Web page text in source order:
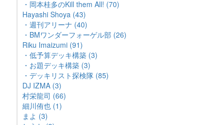
・岡本桂多のKill them All! (70)
Hayashi Shoya (43)
・週刊アリーナ (40)
・BMワンダーフォーゲル部 (26)
Riku Imaizumi (91)
・低予算デッキ構築 (3)
・お題デッキ構築 (3)
・デッキリスト探検隊 (85)
DJ IZMA (3)
村栄龍司 (66)
細川侑也 (1)
まよ (3)